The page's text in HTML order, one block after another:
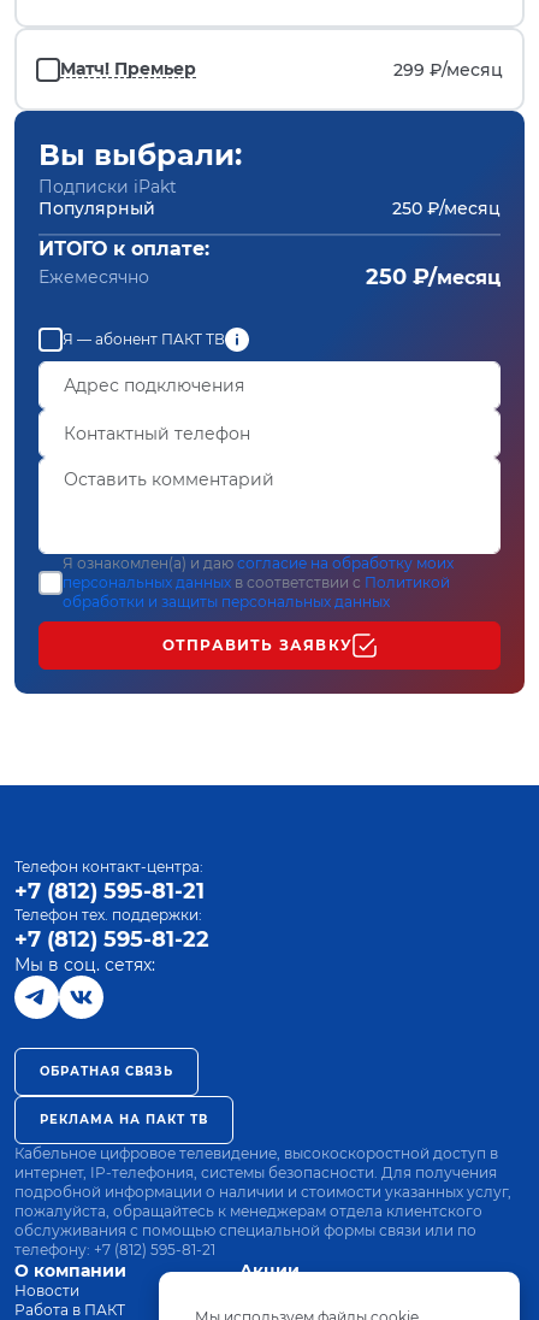
Матч! Премьер 299 ₽/месяц
Вы выбрали:
Подписки iPakt
Популярный
250 ₽/месяц
ИТОГО к оплате:
Ежемесячно 250 ₽/месяц
Я — абонент ПАКТ ТВ
Я ознакомлен(а) и даю согласие на обработку моих
персональных данных в соответствии с Политикой
обработки и защиты персональных данных
ОТПРАВИТЬ ЗАЯВКУ
О компании
Новости
Работа в ПАКТ
Акции
Оплата
Телефон контакт-центра:
+7 (812) 595-81-21
Телефон тех. поддержки:
+7 (812) 595-81-22
Мы в соц. сетях:
ОБРАТНАЯ СВЯЗЬ
РЕКЛАМА НА ПАКТ ТВ
Кабельное цифровое телевидение, высокоскоростной доступ в
интернет, IP-телефония, системы безопасности. Для получения
подробной информации о наличии и стоимости указанных услуг,
пожалуйста, обращайтесь к менеджерам отдела клиентского
обслуживания с помощью специальной формы связи или по
телефону: +7 (812) 595-81-21